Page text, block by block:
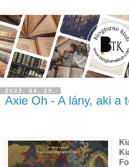
2023. 04. 29.
Axie Oh - A lány, aki a